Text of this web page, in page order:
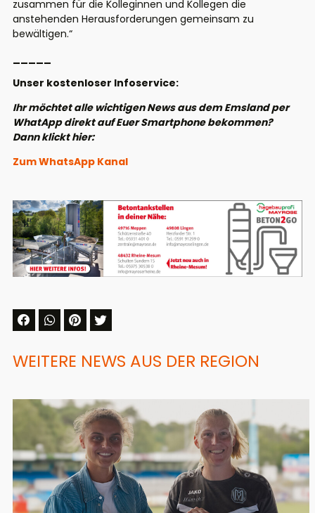
zusammen für die Kolleginnen und Kollegen die
anstehenden Herausforderungen gemeinsam zu
bewältigen.“
Unser kostenloser Infoservice:
Ihr möchtet alle wichtigen News aus dem Emsland per
WhatApp direkt auf Euer Smartphone bekommen?
Dann klickt hier:
Zum WhatsApp Kanal
WEITERE NEWS AUS DER REGION